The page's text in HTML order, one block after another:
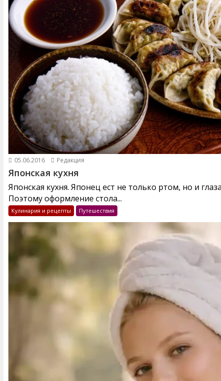
05.06.2016 Редакция
Японская кухня
Японская кухня. Японец ест не только ртом, но и
Поэтому оформление стола...
Кулинария и рецепты Путешествия